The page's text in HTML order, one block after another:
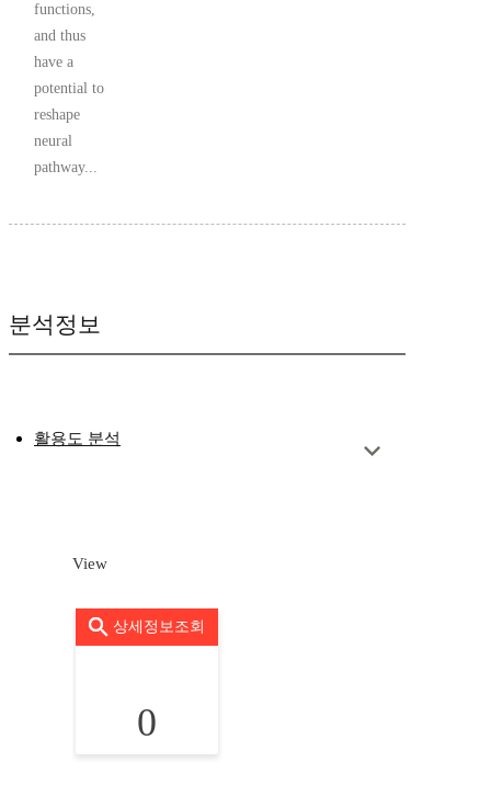
functions,
and thus
have a
potential to
reshape
neural
pathway...
분석정보
활용도 분석
View
상세정보조회
0